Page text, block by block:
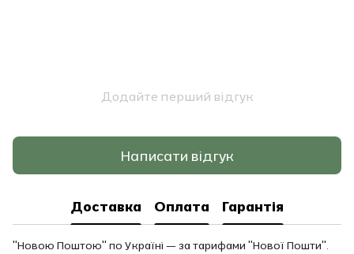
Додайте перший відгук
Написати відгук
Доставка Оплата Гарантія
"Новою Поштою" по Україні — за тарифами "Нової Пошти".